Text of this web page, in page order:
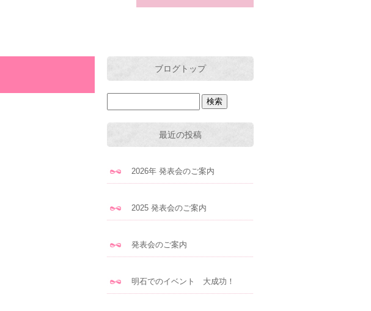
ブログトップ
最近の投稿
2026年 発表会のご案内
2025 発表会のご案内
発表会のご案内
明石でのイベント 大成功！